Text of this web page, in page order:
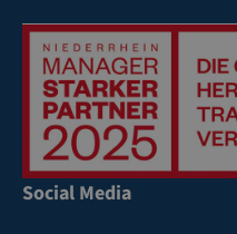
Social Media